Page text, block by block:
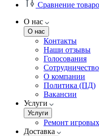
Сравнение
О нас
О нас
Контакты
Наши отзывы
Голосования
Сотрудничество
О компании
Политика (ПД)
Вакансии
Услуги
Услуги
Ремонт
Доставка